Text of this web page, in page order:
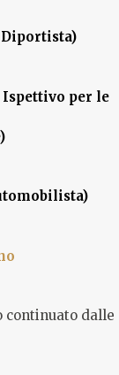
Diportista)
Ispettivo per le
continuato dalle